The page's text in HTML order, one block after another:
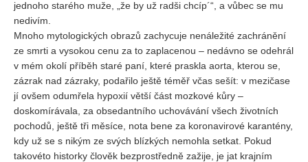
jednoho starého muže, „že by už radši chcíp´“, a vůbec se mu
nedivím.
Mnoho mytologických obrazů zachycuje nenáležité zachránění
ze smrti a vysokou cenu za to zaplacenou – nedávno se odehrál
v mém okolí příběh staré paní, které praskla aorta, kterou se,
zázrak nad zázraky, podařilo ještě téměř včas sešít: v mezičase
jí ovšem odumřela hypoxií větší část mozkové kůry –
doskomírávala, za obsedantního uchovávání všech životních
pochodů, ještě tři měsíce, nota bene za koronavirové karantény,
kdy už se s nikým ze svých blízkých nemohla setkat. Pokud
takovéto historky člověk bezprostředně zažije, je jat krajním